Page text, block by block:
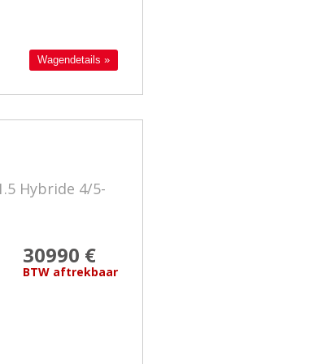
Wagendetails »
Hybride 4/5-
30990 €
BTW aftrekbaar